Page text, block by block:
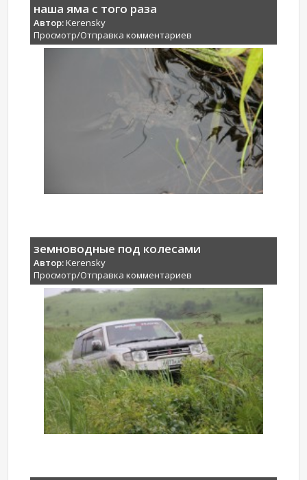
наша яма с того раза
Автор:Kerensky
Просмотр/Отправка комментариев
земноводные под колесами
Автор:Kerensky
Просмотр/Отправка комментариев